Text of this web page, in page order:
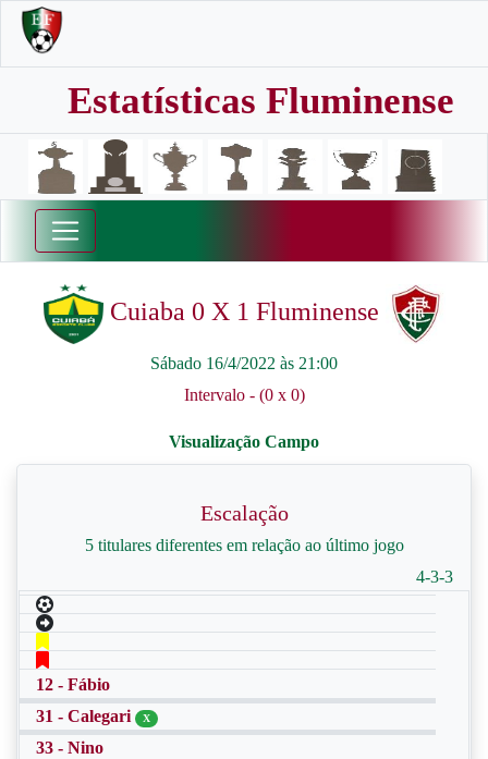
Estatísticas Fluminense
Cuiaba 0 X 1 Fluminense
Sábado 16/4/2022 às 21:00
Intervalo - (0 x 0)
Escalação
5 titulares diferentes em relação ao último jogo
4-3-3
12 - Fábio
31 - Calegari
X
33 - Nino